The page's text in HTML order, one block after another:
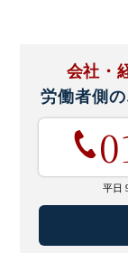
会社・
労働者側
平日